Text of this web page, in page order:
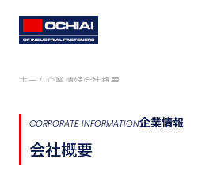
ホーム 企業情報会社概要
CORPORATE INFORMATION企業情報
会社概要